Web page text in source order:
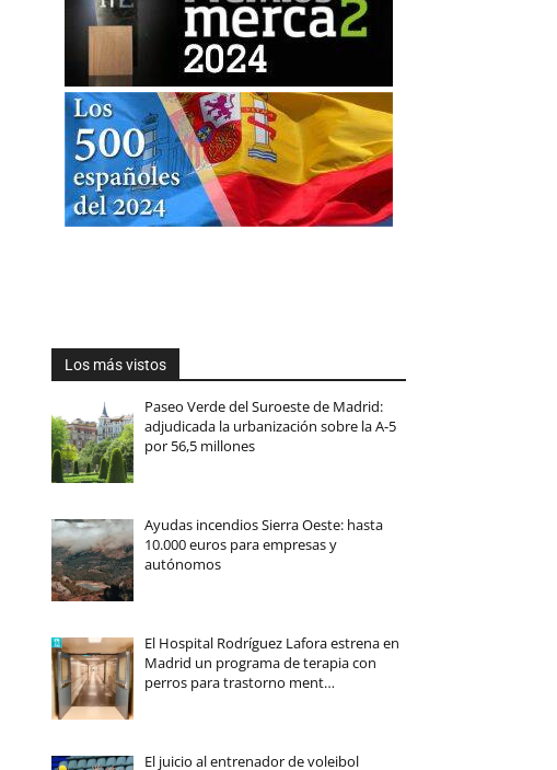
Los más vistos
Paseo Verde del Suroeste de Madrid:
adjudicada la urbanización sobre la A-5
por 56,5 millones
Ayudas incendios Sierra Oeste: hasta
10.000 euros para empresas y
autónomos
El Hospital Rodríguez Lafora estrena en
Madrid un programa de terapia con
perros para trastorno ment…
El juicio al entrenador de voleibol